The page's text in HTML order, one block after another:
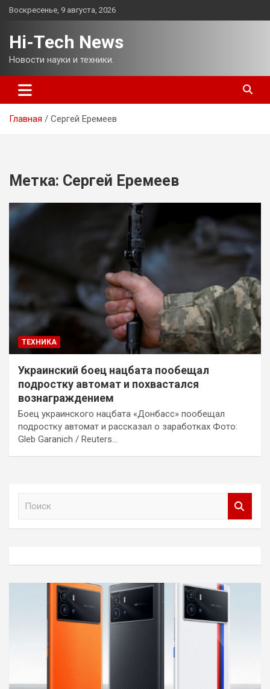
Перейти
Воскресенье, 9 августа, 2026
Hi-Tech News
Новости науки и техники.
Главная Сергей Еремеев
Метка: Сергей Еремеев
ТЕХНИКА
Украинский боец нацбата пообещал
подростку автомат и похвастался
вознаграждением
Боец украинского нацбата «Донбасс» пообещал
подростку автомат и рассказал о заработках Фото:
Gleb Garanich / Reuters…